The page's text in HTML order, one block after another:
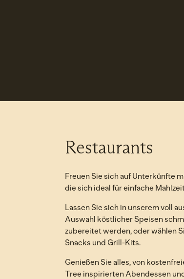
Restaurants
Freuen Sie sich auf Unterkünfte
die sich ideal für einfache
Lassen Sie sich in unserem voll
Auswahl köstlicher Speisen
zubereitet werden, oder wählen
Snacks und Grill-Kits.
Genießen Sie alles, von
Tree inspirierten Abendessen